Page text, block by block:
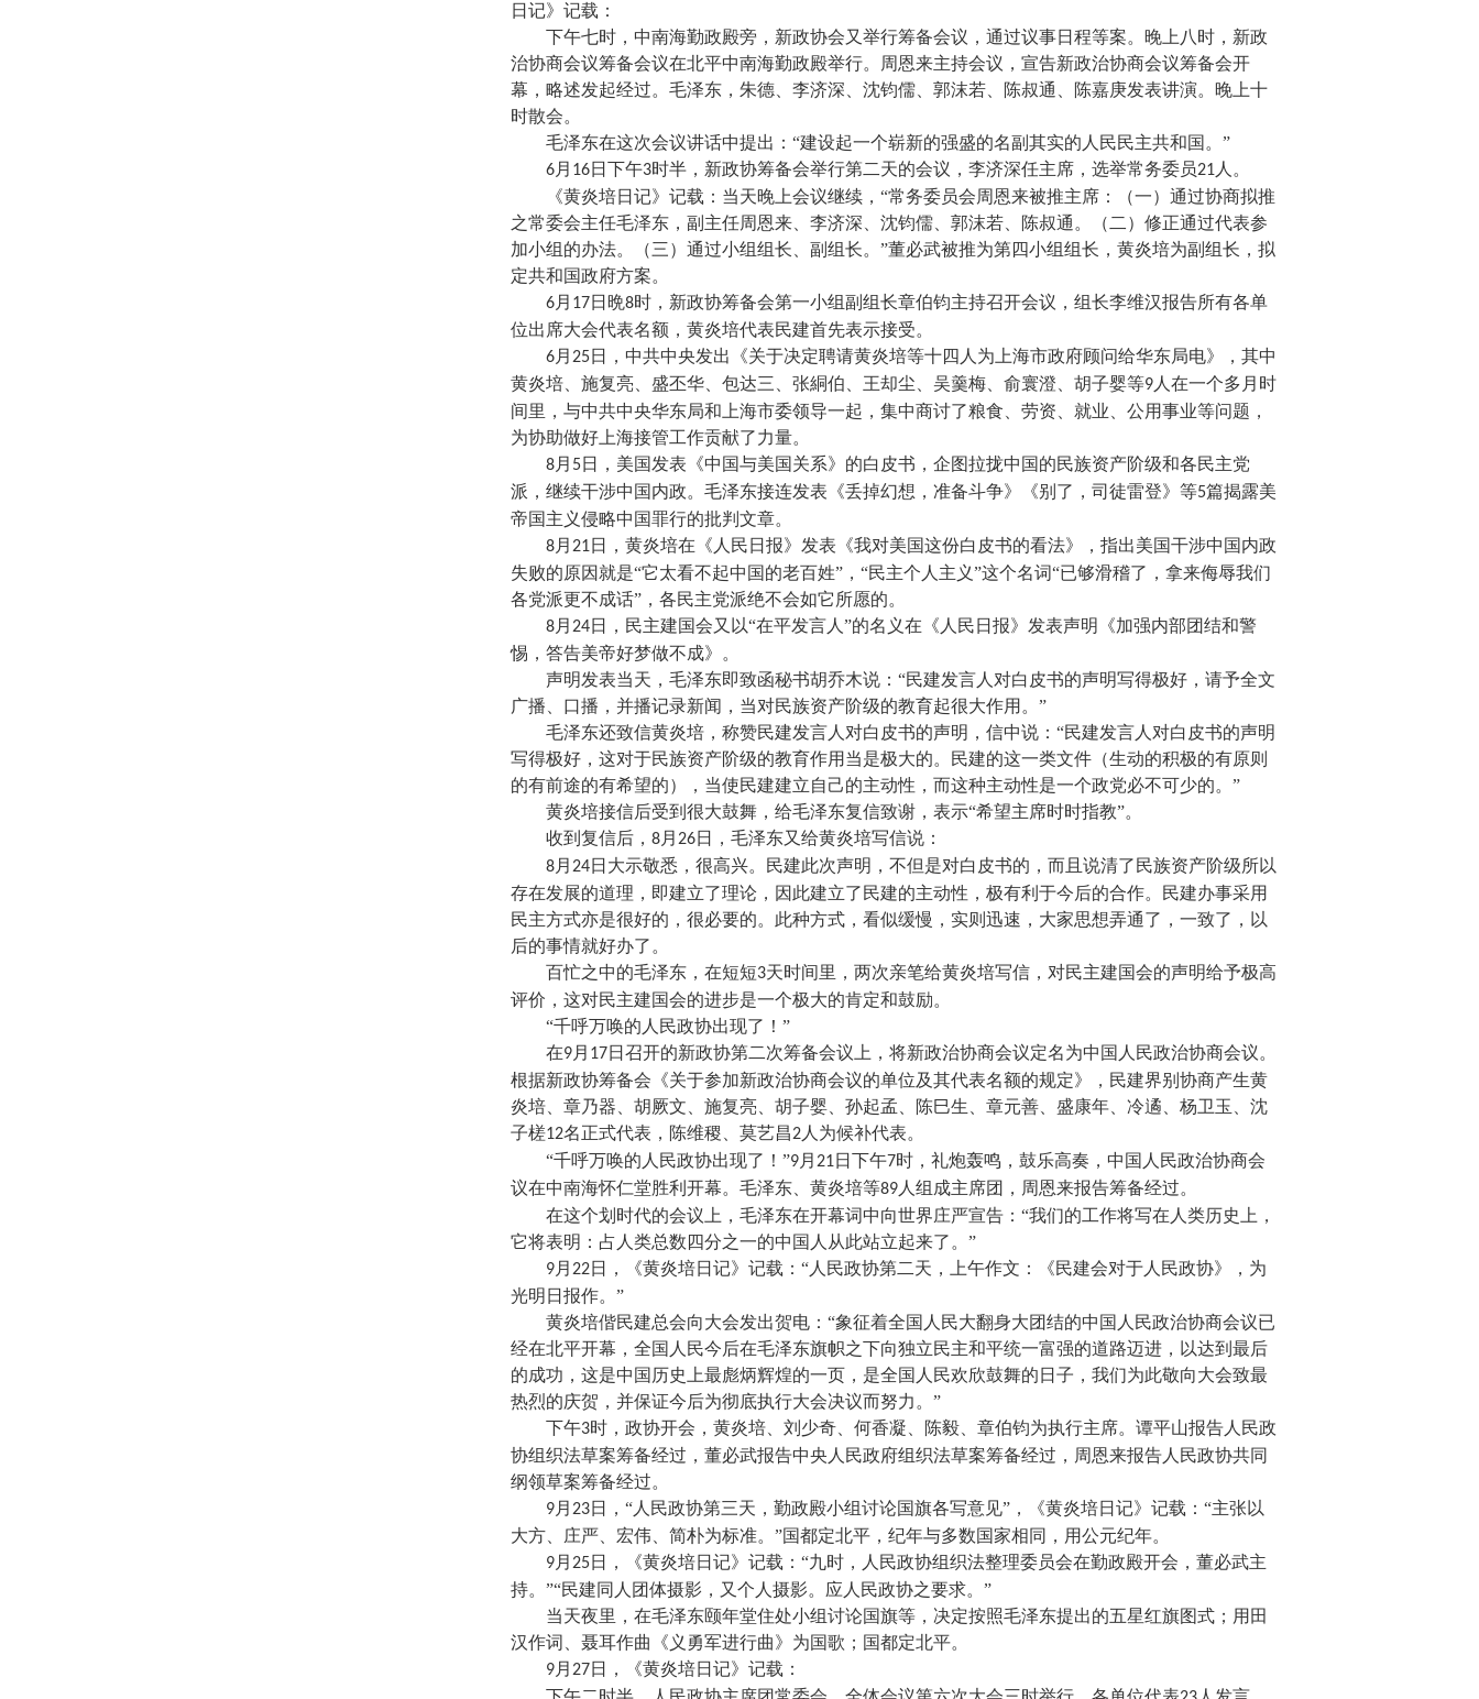
日记》记载：
下午七时，中南海勤政殿旁，新政协会又举行筹备会议，通过议事日程等案。晚上八时，新政
治协商会议筹备会议在北平中南海勤政殿举行。周恩来主持会议，宣告新政治协商会议筹备会开
幕，略述发起经过。毛泽东，朱德、李济深、沈钧儒、郭沫若、陈叔通、陈嘉庚发表讲演。晚上十
时散会。
毛泽东在这次会议讲话中提出： “建设起一个崭新的强盛的名副其实的人民民主共和国。”
6月 16日下午3时半，新政协筹备会举行第二天的会议，李济深任主席，选举常务委员21 人。
《黄炎培日记》记载：当天晚上会议继续， “常务委员会周恩来被推主席：（一）通过协商拟推
之常委会主任毛泽东，副主任周恩来、李济深、沈钧儒、郭沫若、陈叔通。（二）修正通过代表参
加小组的办法。（三）通过小组组长、副组长。”董必武被推为第四小组组长，黄炎培为副组长，拟
定共和国政府方案。
6月 17日晩8时，新政协筹备会第一小组副组长章伯钧主持召开会议，组长李维汉报告所有各单
位出席大会代表名额，黄炎培代表民建首先表示接受。
6月 25日，中共中央发出《关于决定聘请黄炎培等十四人为上海市政府顾问给华东局电》，其中
黄炎培、施复亮、盛丕华、包达三、张絧伯、王却尘、吴羹梅、俞寰澄、胡子婴等9人在一个多月时
间里，与中共中央华东局和上海市委领导一起，集中商讨了粮食、劳资、就业、公用事业等问题，
为协助做好上海接管工作贡献了力量。
8月 5日，美国发表《中国与美国关系》的白皮书，企图拉拢中国的民族资产阶级和各民主党
派，继续干涉中国内政。毛泽东接连发表《丢掉幻想，准备斗争》《别了，司徒雷登》等5篇揭露美
帝国主义侵略中国罪行的批判文章。
8月 21 日，黄炎培在《人民日报》发表《我对美国这份白皮书的看法》，指出美国干涉中国内政
失败的原因就是“它太看不起中国的老百姓”，“民主个人主义”这个名词“已够滑稽了，拿来侮辱我们
各党派更不成话”，各民主党派绝不会如它所愿的。
8月 24日，民主建国会又以“在平发言人”的名义在《人民日报》发表声明《加强内部团结和警
惕，答告美帝好梦做不成》。
声明发表当天，毛泽东即致函秘书胡乔木说： “民建发言人对白皮书的声明写得极好，请予全文
广播、口播，并播记录新闻，当对民族资产阶级的教育起很大作用。”
毛泽东还致信黄炎培，称赞民建发言人对白皮书的声明，信中说： “民建发言人对白皮书的声明
写得极好，这对于民族资产阶级的教育作用当是极大的。民建的这一类文件（生动的积极的有原则
的有前途的有希望的），当使民建建立自己的主动性，而这种主动性是一个政党必不可少的。”
黄炎培接信后受到很大鼓舞，给毛泽东复信致谢，表示“希望主席时时指教”。
收到复信后， 8月 26日，毛泽东又给黄炎培写信说：
8月 24日大示敬悉，很高兴。民建此次声明，不但是对白皮书的，而且说清了民族资产阶级所以
存在发展的道理，即建立了理论，因此建立了民建的主动性，极有利于今后的合作。民建办事采用
民主方式亦是很好的，很必要的。此种方式，看似缓慢，实则迅速，大家思想弄通了，一致了，以
后的事情就好办了。
百忙之中的毛泽东，在短短3天时间里，两次亲笔给黄炎培写信，对民主建国会的声明给予极高
评价，这对民主建国会的进步是一个极大的肯定和鼓励。
“千呼万唤的人民政协出现了！”
在9月 17日召开的新政协第二次筹备会议上，将新政治协商会议定名为中国人民政治协商会议。
根据新政协筹备会《关于参加新政治协商会议的单位及其代表名额的规定》，民建界别协商产生黄
炎培、章乃器、胡厥文、施复亮、胡子婴、孙起孟、陈巳生、章元善、盛康年、冷遹、杨卫玉、沈
子槎12名正式代表，陈维稷、莫艺昌2人为候补代表。
“千呼万唤的人民政协出现了！”9月 21 日下午7时，礼炮轰鸣，鼓乐高奏，中国人民政治协商会
议在中南海怀仁堂胜利开幕。毛泽东、黄炎培等89人组成主席团，周恩来报告筹备经过。
在这个划时代的会议上，毛泽东在开幕词中向世界庄严宣告： “我们的工作将写在人类历史上，
它将表明：占人类总数四分之一的中国人从此站立起来了。”
9月 22日，《黄炎培日记》记载：“人民政协第二天，上午作文：《民建会对于人民政协》，为
光明日报作。”
黄炎培偕民建总会向大会发出贺电： “象征着全国人民大翻身大团结的中国人民政治协商会议已
经在北平开幕，全国人民今后在毛泽东旗帜之下向独立民主和平统一富强的道路迈进，以达到最后
的成功，这是中国历史上最彪炳辉煌的一页，是全国人民欢欣鼓舞的日子，我们为此敬向大会致最
热烈的庆贺，并保证今后为彻底执行大会决议而努力。”
下午3时，政协开会，黄炎培、刘少奇、何香凝、陈毅、章伯钧为执行主席。谭平山报告人民政
协组织法草案筹备经过，董必武报告中央人民政府组织法草案筹备经过，周恩来报告人民政协共同
纲领草案筹备经过。
9月 23日，“人民政协第三天，勤政殿小组讨论国旗各写意见”，《黄炎培日记》记载：“主张以
大方、庄严、宏伟、简朴为标准。”国都定北平，纪年与多数国家相同，用公元纪年。
9月 25日，《黄炎培日记》记载：“九时，人民政协组织法整理委员会在勤政殿开会，董必武主
持。”“民建同人团体摄影，又个人摄影。应人民政协之要求。”
当天夜里，在毛泽东颐年堂住处小组讨论国旗等，决定按照毛泽东提出的五星红旗图式；用田
汉作词、聂耳作曲《义勇军进行曲》为国歌；国都定北平。
9月 27日，《黄炎培日记》记载：